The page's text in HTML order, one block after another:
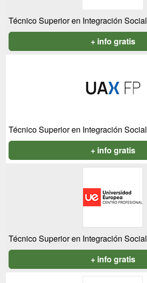
Técnico Superior en Integración Social
+ info gratis
Técnico Superior en Integración Social
+ info gratis
Técnico Superior en Integración Social
+ info gratis